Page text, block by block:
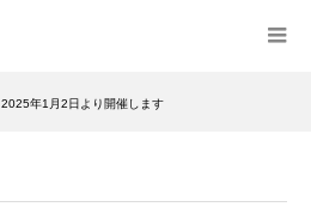
年1月2日より開催します